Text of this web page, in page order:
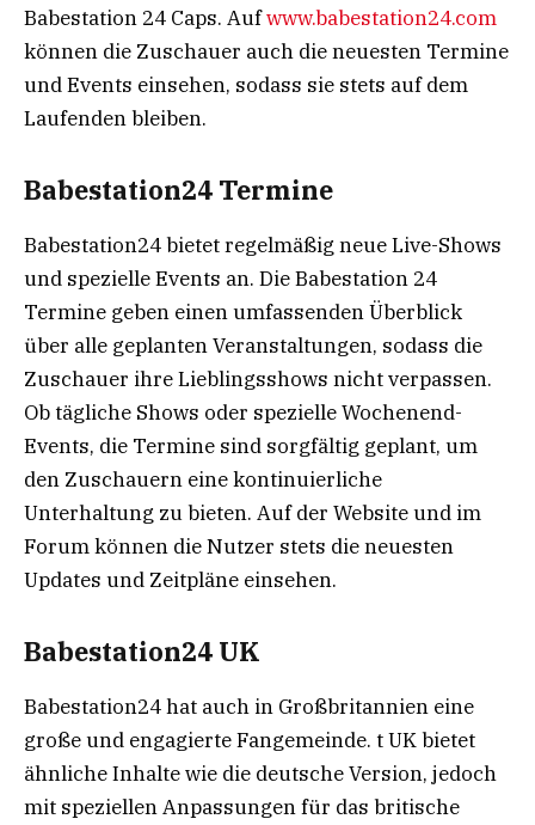
Babestation 24 Caps. Aufwww.babestation24.com
können die Zuschauer auch die neuesten Termine
und Events einsehen, sodass sie stets auf dem
Laufenden bleiben.
Babestation24 Termine
Babestation24 bietet regelmäßig neue Live-Shows
und spezielle Events an. Die Babestation 24
Termine geben einen umfassenden Überblick
über alle geplanten Veranstaltungen, sodass die
Zuschauer ihre Lieblingsshows nicht verpassen.
Ob tägliche Shows oder spezielle Wochenend-
Events, die Termine sind sorgfältig geplant, um
den Zuschauern eine kontinuierliche
Unterhaltung zu bieten. Auf der Website und im
Forum können die Nutzer stets die neuesten
Updates und Zeitpläne einsehen.
Babestation24 UK
Babestation24 hat auch in Großbritannien eine
große und engagierte Fangemeinde. t UK bietet
ähnliche Inhalte wie die deutsche Version, jedoch
mit speziellen Anpassungen für das britische